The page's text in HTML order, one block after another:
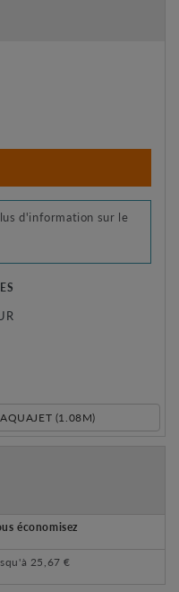
d'information sur le
(1.08M)
économisez
25,67 €